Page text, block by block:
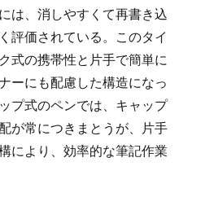
は、消しやすくて再書き込
評価されている。このタイ
式の携帯性と片手で簡単に
ーにも配慮した構造になっ
プ式のペンでは、キャップ
が常につきまとうが、片手
により、効率的な筆記作業